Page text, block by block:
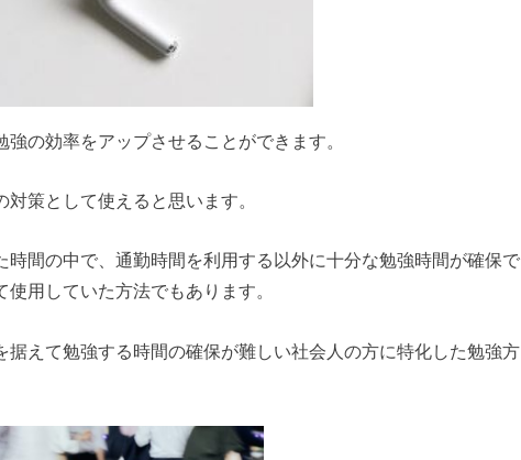
の効率をアップさせることができます。
策として使えると思います。
時間の中で、通勤時間を利用する以外に十分な勉強時間が確保で
用していた方法でもあります。
据えて勉強する時間の確保が難しい社会人の方に特化した勉強方